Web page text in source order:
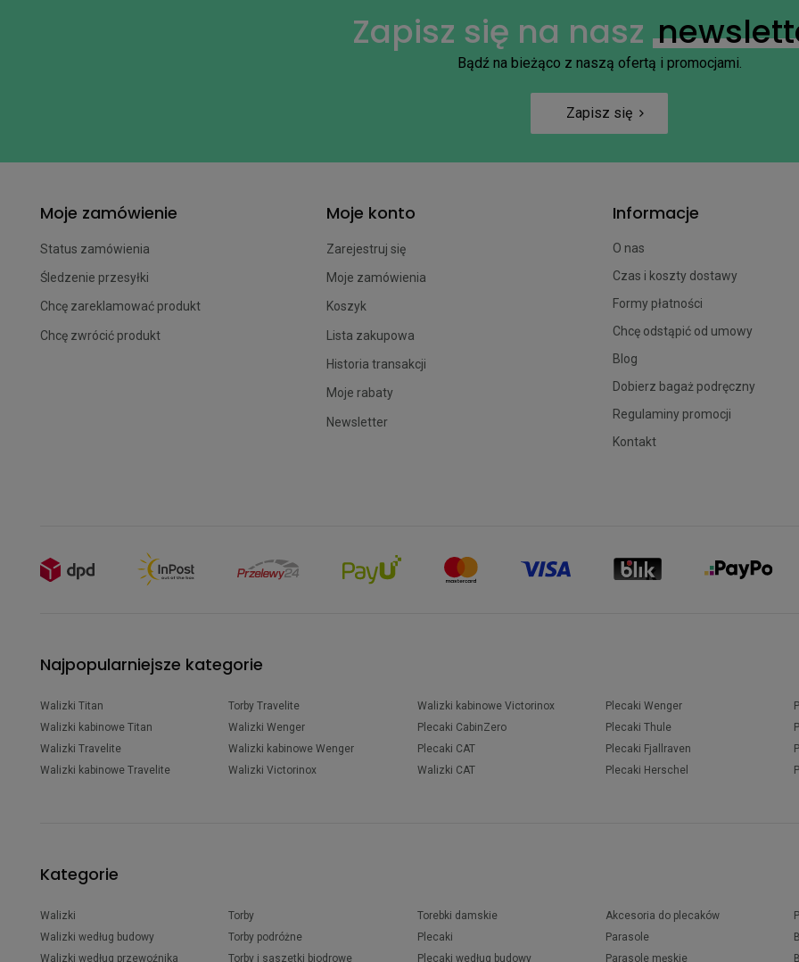
Zapisz się na nasz
Bądź na bieżąco z naszą ofertą i promocjami.
Zapisz się
Moje zamówienie
Status zamówienia
Śledzenie przesyłki
Chcę zareklamować produkt
Chcę zwrócić produkt
Moje konto
Zarejestruj się
Moje zamówienia
Koszyk
Lista zakupowa
Historia transakcji
Moje rabaty
Newsletter
Informacje
O nas
Czas i koszty dostawy
Formy płatności
Chcę odstąpić od umowy
Blog
Dobierz bagaż podręczny
Regulaminy promocji
Kontakt
Najpopularniejsze kategorie
Walizki Titan
Walizki kabinowe Titan
Walizki Travelite
Walizki kabinowe Travelite
Torby Travelite
Walizki Wenger
Walizki kabinowe Wenger
Walizki Victorinox
Walizki kabinowe Victorinox
Plecaki CabinZero
Plecaki CAT
Walizki CAT
Plecaki Wenger
Plecaki Thule
Plecaki Fjallraven
Plecaki Herschel
Kategorie
Walizki
Walizki według budowy
Walizki według przewoźnika
Torby
Torby podróżne
Torby i saszetki biodrowe
Torebki damskie
Plecaki
Plecaki według budowy
Akcesoria do plecaków
Parasole
Parasole męskie